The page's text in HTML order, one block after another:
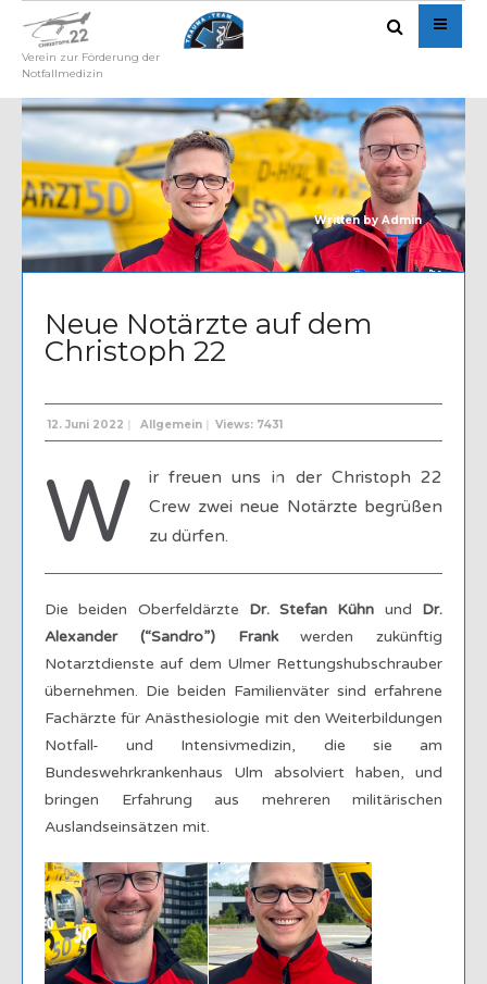
Verein zur Förderung der
Notfallmedizin
Written byAdmin
Neue Notärzte auf dem
Christoph 22
12. Juni 2022 | Allgemein | Views: 7431
W
ir freuen uns in der Christoph 22
Crew zwei neue Notärzte begrüßen
zu dürfen.
Die beiden Oberfeldärzte Dr. Stefan Kühn und Dr.
Alexander (“Sandro”) Frankwerden zukünftig
Notarztdienste auf dem Ulmer Rettungshubschrauber
übernehmen. Die beiden Familienväter sind erfahrene
Fachärzte für Anästhesiologie mit den Weiterbildungen
Notfall- und Intensivmedizin, die sie am
Bundeswehrkrankenhaus Ulm absolviert haben, und
bringen Erfahrung aus mehreren militärischen
Auslandseinsätzen mit.